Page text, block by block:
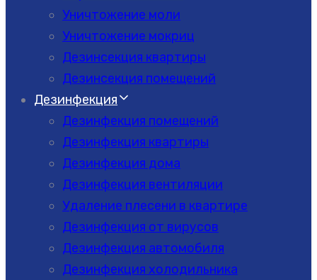
Уничтожение моли
Уничтожение мокриц
Дезинсекция квартиры
Дезинсекция помещений
Дезинфекция
Дезинфекция помещений
Дезинфекция квартиры
Дезинфекция дома
Дезинфекция вентиляции
Удаление плесени в квартире
Дезинфекция от вирусов
Дезинфекция автомобиля
Дезинфекция холодильника